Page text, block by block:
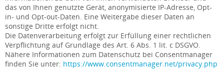
das von Ihnen genutzte Gerät, anonymisierte IP-Adresse, Opt-
in- und Opt-out-Daten. Eine Weitergabe dieser Daten an
sonstige Dritte erfolgt nicht.
Die Datenverarbeitung erfolgt zur Erfüllung einer rechtlichen
Verpflichtung auf Grundlage des Art. 6 Abs. 1 lit. c DSGVO.
Nähere Informationen zum Datenschutz bei Consentmanager
finden Sie unter: https://www.consentmanager.net/privacy.php